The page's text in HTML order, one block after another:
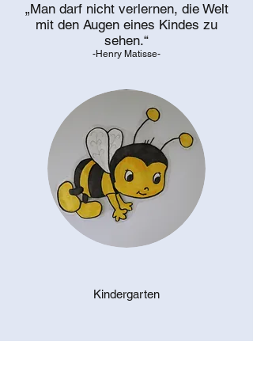
„Man darf nicht verlernen, die Welt
mit den Augen eines Kindes zu
sehen.“
-Henry Matisse-
Kindergarten